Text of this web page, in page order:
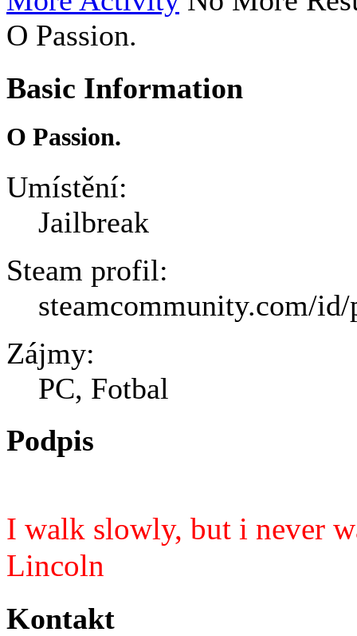
O Passion.
Basic Information
O Passion.
Umístění:
Jailbreak
Steam profil:
steamcommunity.com/id/
Zájmy:
PC, Fotbal
Podpis
I walk slowly, but i never
Lincoln
Kontakt